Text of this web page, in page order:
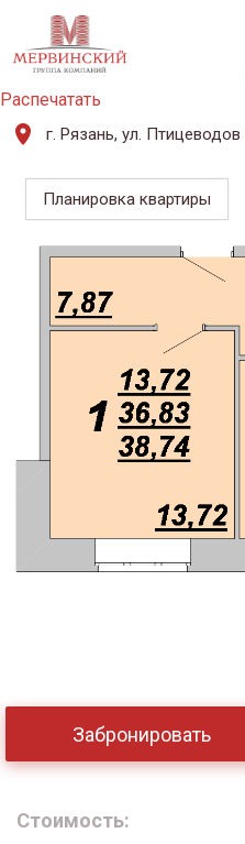
Распечатать
г. Рязань, ул. Птицеводов
Планировка квартиры
Забронировать
Стоимость: